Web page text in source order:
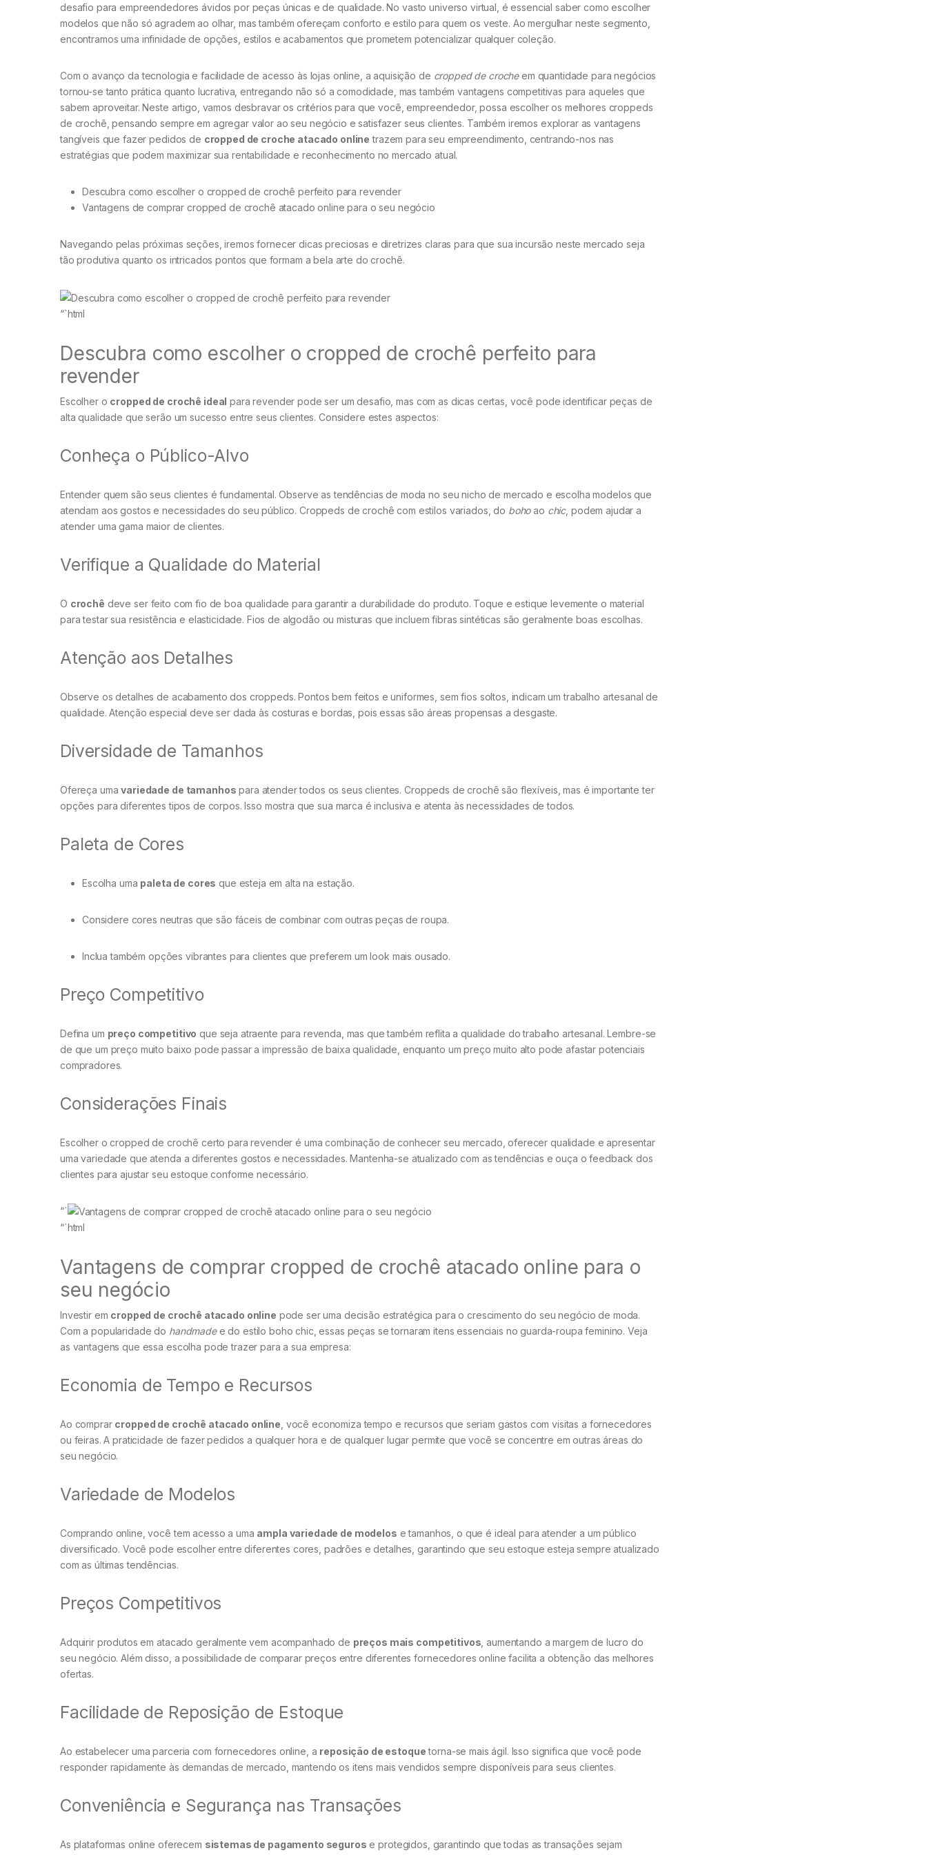
desafio para empreendedores ávidos por peças únicas e de qualidade. No vasto universo virtual, é essencial saber como escolher
modelos que não só agradem ao olhar, mas também ofereçam conforto e estilo para quem os veste. Ao mergulhar neste segmento,
encontramos uma infinidade de opções, estilos e acabamentos que prometem potencializar qualquer coleção.
Com o avanço da tecnologia e facilidade de acesso às lojas online, a aquisição de cropped de crocheem quantidade para negócios
tornou-se tanto prática quanto lucrativa, entregando não só a comodidade, mas também vantagens competitivas para aqueles que
sabem aproveitar. Neste artigo, vamos desbravar os critérios para que você, empreendedor, possa escolher os melhores croppeds
de crochê, pensando sempre em agregar valor ao seu negócio e satisfazer seus clientes. Também iremos explorar as vantagens
tangíveis que fazer pedidos de cropped de croche atacado online trazem para seu empreendimento, centrando-nos nas
estratégias que podem maximizar sua rentabilidade e reconhecimento no mercado atual.
Descubra como escolher o cropped de crochê perfeito para revender
Vantagens de comprar cropped de crochê atacado online para o seu negócio
Navegando pelas próximas seções, iremos fornecer dicas preciosas e diretrizes claras para que sua incursão neste mercado seja
tão produtiva quanto os intricados pontos que formam a bela arte do crochê.
“`html
Descubra como escolher o cropped de crochê perfeito para
revender
Escolher o cropped de crochê ideal para revender pode ser um desafio, mas com as dicas certas, você pode identificar peças de
alta qualidade que serão um sucesso entre seus clientes. Considere estes aspectos:
Conheça o Público-Alvo
Entender quem são seus clientes é fundamental. Observe as tendências de moda no seu nicho de mercado e escolha modelos que
atendam aos gostos e necessidades do seu público. Croppeds de crochê com estilos variados, do bohoao chic, podem ajudar a
atender uma gama maior de clientes.
Verifique a Qualidade do Material
O crochê deve ser feito com fio de boa qualidade para garantir a durabilidade do produto. Toque e estique levemente o material
para testar sua resistência e elasticidade. Fios de algodão ou misturas que incluem fibras sintéticas são geralmente boas escolhas.
Atenção aos Detalhes
Observe os detalhes de acabamento dos croppeds. Pontos bem feitos e uniformes, sem fios soltos, indicam um trabalho artesanal de
qualidade. Atenção especial deve ser dada às costuras e bordas, pois essas são áreas propensas a desgaste.
Diversidade de Tamanhos
Ofereça umavariedade de tamanhos para atender todos os seus clientes. Croppeds de crochê são flexíveis, mas é importante ter
opções para diferentes tipos de corpos. Isso mostra que sua marca é inclusiva e atenta às necessidades de todos.
Paleta de Cores
Escolha uma paleta de cores que esteja em alta na estação.
Considere cores neutras que são fáceis de combinar com outras peças de roupa.
Inclua também opções vibrantes para clientes que preferem um look mais ousado.
Preço Competitivo
Defina um preço competitivo que seja atraente para revenda, mas que também reflita a qualidade do trabalho artesanal. Lembre-se
de que um preço muito baixo pode passar a impressão de baixa qualidade, enquanto um preço muito alto pode afastar potenciais
compradores.
Considerações Finais
Escolher o cropped de crochê certo para revender é uma combinação de conhecer seu mercado, oferecer qualidade e apresentar
uma variedade que atenda a diferentes gostos e necessidades. Mantenha-se atualizado com as tendências e ouça o feedback dos
clientes para ajustar seu estoque conforme necessário.
“`
“`html
Vantagens de comprar cropped de crochê atacado online para o
seu negócio
Investir em cropped de crochê atacado online pode ser uma decisão estratégica para o crescimento do seu negócio de moda.
Com a popularidade do handmadee do estilo boho chic, essas peças se tornaram itens essenciais no guarda-roupa feminino. Veja
as vantagens que essa escolha pode trazer para a sua empresa:
Economia de Tempo e Recursos
Ao comprar cropped de crochê atacado online , você economiza tempo e recursos que seriam gastos com visitas a fornecedores
ou feiras. A praticidade de fazer pedidos a qualquer hora e de qualquer lugar permite que você se concentre em outras áreas do
seu negócio.
Variedade de Modelos
Comprando online, você tem acesso a uma ampla variedade de modelos e tamanhos, o que é ideal para atender a um público
diversificado. Você pode escolher entre diferentes cores, padrões e detalhes, garantindo que seu estoque esteja sempre atualizado
com as últimas tendências.
Preços Competitivos
Adquirir produtos em atacado geralmente vem acompanhado de preços mais competitivos , aumentando a margem de lucro do
seu negócio. Além disso, a possibilidade de comparar preços entre diferentes fornecedores online facilita a obtenção das melhores
ofertas.
Facilidade de Reposição de Estoque
Ao estabelecer uma parceria com fornecedores online, a reposição de estoquetorna-se mais ágil. Isso significa que você pode
responder rapidamente às demandas de mercado, mantendo os itens mais vendidos sempre disponíveis para seus clientes.
Conveniência e Segurança nas Transações
As plataformas online oferecem sistemas de pagamento seguros e protegidos, garantindo que todas as transações sejam